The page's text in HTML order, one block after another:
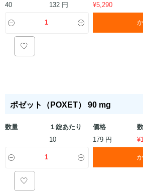
40 132 円 ¥5,290
ポゼット（POXET） 90 mg
数量 １錠あたり 価格
10
179 円 ¥